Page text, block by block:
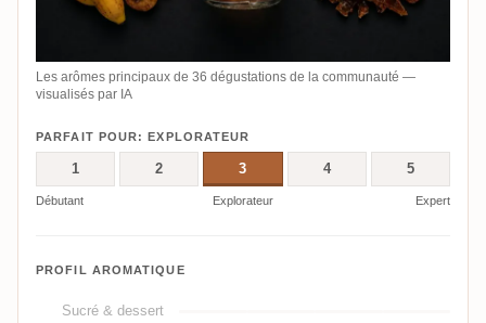
Les arômes principaux de 36 dégustations de la communauté —
visualisés par IA
PARFAIT POUR: EXPLORATEUR
1 2 3 4 5
Débutant Explorateur Expert
PROFIL AROMATIQUE
Sucré & dessert